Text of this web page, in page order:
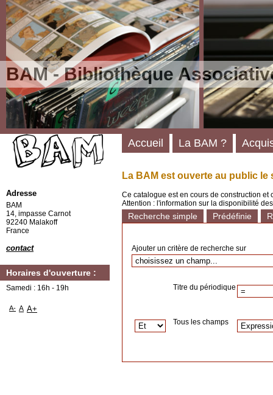
BAM - Bibliothèque
La BAM est ouverte au public le
Ce catalogue est en cours de construction
Attention : l'information sur la disponibilité
Recherche simple Prédéfinie
Ajouter un critère de recherche sur
Titre du périodique
Tous les champs
Accueil La BAM ?
Adresse
BAM
14, impasse Carnot
92240 Malakoff
France
contact
Horaires d'ouverture :
Samedi : 16h - 19h
A- A A+